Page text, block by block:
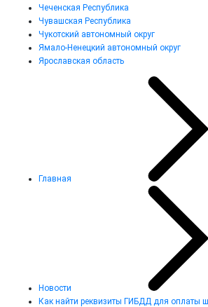
Чеченская Республика
Чувашская Республика
Чукотский автономный округ
Ямало-Ненецкий автономный округ
Ярославская область
Главная
Новости
Как найти реквизиты ГИБДД для оплаты